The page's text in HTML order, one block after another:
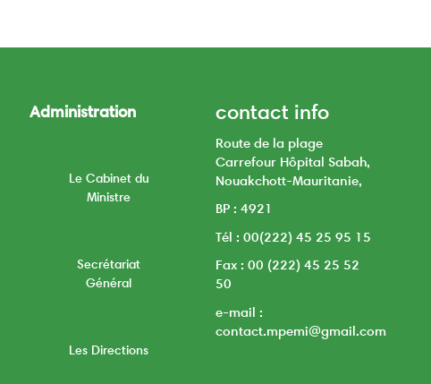
Administration
Le Cabinet du
Ministre
Secrétariat
Général
Les Directions
contact info
Route de la plage
Carrefour Hôpital Sabah,
Nouakchott-Mauritanie,
BP : 4921
Tél : 00(222) 45 25 95 15
Fax : 00 (222) 45 25 52
50
e-mail :
contact.mpemi@gmail.com